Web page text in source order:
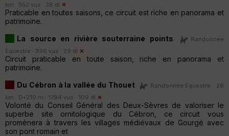
km · 552 vus · 38 dl
Praticable en toutes saisons, ce circuit est riche en panorama et
patrimoine.
La source en rivière souterraine points
Randonnée
Equestre · 396 vus · 29 dl
Circuit praticable en toute saison, riche en panorama et
patrimoine.
Du Cébron à la vallée du Thouet
Randonnée Equestre · 26
km · D+210 m · 1794 vus · 109 dl
Volonté du Conseil Général des Deux-Sèvres de valoriser le
superbe site ornitologique du Cébron, ce circuit vous
promènera à travers les villages médiévaux de Gourgé avec
son pont romain et